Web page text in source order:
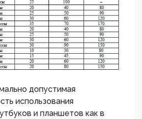
допустимая
использования
и планшетов как в